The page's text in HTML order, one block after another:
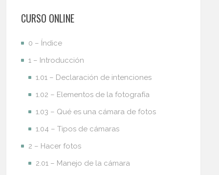
CURSO ONLINE
0 – Índice
1 – Introducción
1.01 – Declaración de intenciones
1.02 – Elementos de la fotografía
1.03 – Qué es una cámara de fotos
1.04 – Tipos de cámaras
2 – Hacer fotos
2.01 – Manejo de la cámara